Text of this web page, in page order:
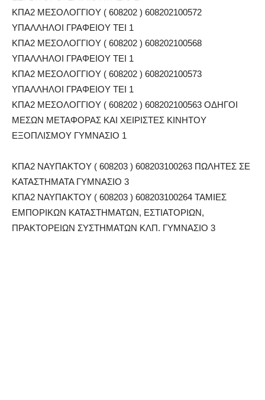
ΚΠΑ2 ΜΕΣΟΛΟΓΓΙΟΥ ( 608202 ) 608202100572
ΥΠΑΛΛΗΛΟΙ ΓΡΑΦΕΙΟΥ ΤΕΙ 1
ΚΠΑ2 ΜΕΣΟΛΟΓΓΙΟΥ ( 608202 ) 608202100568
ΥΠΑΛΛΗΛΟΙ ΓΡΑΦΕΙΟΥ ΤΕΙ 1
ΚΠΑ2 ΜΕΣΟΛΟΓΓΙΟΥ ( 608202 ) 608202100573
ΥΠΑΛΛΗΛΟΙ ΓΡΑΦΕΙΟΥ ΤΕΙ 1
ΚΠΑ2 ΜΕΣΟΛΟΓΓΙΟΥ ( 608202 ) 608202100563 ΟΔΗΓΟΙ
ΜΕΣΩΝ ΜΕΤΑΦΟΡΑΣ ΚΑΙ ΧΕΙΡΙΣΤΕΣ ΚΙΝΗΤΟΥ
ΕΞΟΠΛΙΣΜΟΥ ΓΥΜΝΑΣΙΟ 1
ΚΠΑ2 ΝΑΥΠΑΚΤΟΥ ( 608203 ) 608203100263 ΠΩΛΗΤΕΣ ΣΕ
ΚΑΤΑΣΤΗΜΑΤΑ ΓΥΜΝΑΣΙΟ 3
ΚΠΑ2 ΝΑΥΠΑΚΤΟΥ ( 608203 ) 608203100264 ΤΑΜΙΕΣ
ΕΜΠΟΡΙΚΩΝ ΚΑΤΑΣΤΗΜΑΤΩΝ, ΕΣΤΙΑΤΟΡΙΩΝ,
ΠΡΑΚΤΟΡΕΙΩΝ ΣΥΣΤΗΜΑΤΩΝ ΚΛΠ. ΓΥΜΝΑΣΙΟ 3